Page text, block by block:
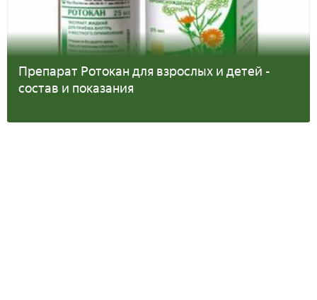
Препарат Ротокан для взрослых и детей -
состав и показания